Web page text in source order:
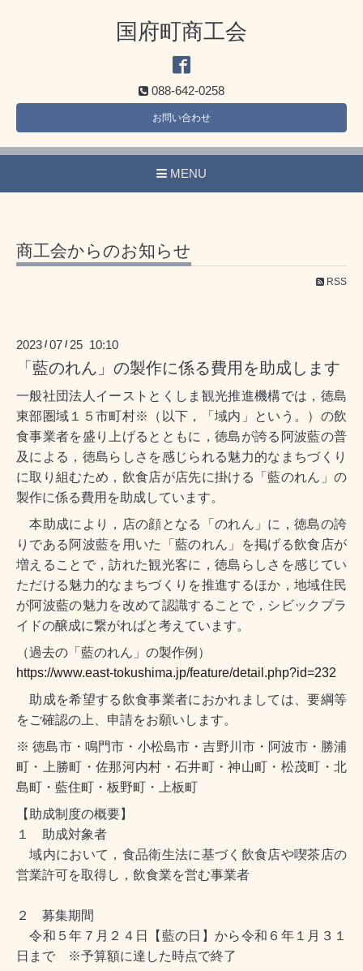
国府町商工会
088-642-0258
お問い合わせ
MENU
商工会からのお知らせ
RSS
2023 /07 / 25 10:10
「藍のれん」の製作に係る費用を助成します
一般社団法人イーストとくしま観光推進機構では，徳島
東部圏域１５市町村※（以下，「域内」という。）の飲
食事業者を盛り上げるとともに，徳島が誇る阿波藍の普
及による，徳島らしさを感じられる魅力的なまちづくり
に取り組むため，飲食店が店先に掛ける「藍のれん」の
製作に係る費用を助成しています。
本助成により，店の顔となる「のれん」に，徳島の誇
りである阿波藍を用いた「藍のれん」を掲げる飲食店が
増えることで，訪れた観光客に，徳島らしさを感じてい
ただける魅力的なまちづくりを推進するほか，地域住民
が阿波藍の魅力を改めて認識することで，シビックプラ
イドの醸成に繋がればと考えています。
（過去の「藍のれん」の製作例）
https://www.east-tokushima.jp/feature/detail.php?id=232
助成を希望する飲食事業者におかれましては、要綱等
をご確認の上、申請をお願いします。
※ 徳島市・鳴門市・小松島市・吉野川市・阿波市・勝浦
町・上勝町・佐那河内村・石井町・神山町・松茂町・北
島町・藍住町・板野町・上板町
【助成制度の概要】
１ 助成対象者
域内において，食品衛生法に基づく飲食店や喫茶店の
営業許可を取得し，飲食業を営む事業者
２ 募集期間
令和５年７月２４日【藍の日】から令和６年１月３１
日まで ※予算額に達した時点で終了